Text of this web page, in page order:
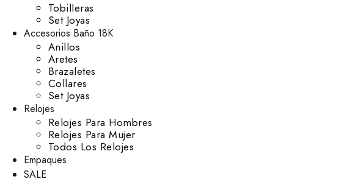
Tobilleras
Set Joyas
Accesorios Baño 18K
Anillos
Aretes
Brazaletes
Collares
Set Joyas
Relojes
Relojes Para Hombres
Relojes Para Mujer
Todos Los Relojes
Empaques
SALE